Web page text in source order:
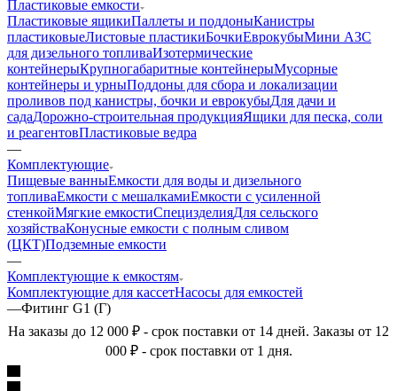
Пластиковые емкости
Пластиковые ящикиПаллеты и поддоныКанистры
пластиковыеЛистовые пластикиБочкиЕврокубыМини АЗС
для дизельного топливаИзотермические
контейнерыКрупногабаритные контейнерыМусорные
контейнеры и урныПоддоны для сбора и локализации
проливов под канистры, бочки и еврокубыДля дачи и
садаДорожно-строительная продукцияЯщики для песка, соли
и реагентовПластиковые ведра
—
Комплектующие
Пищевые ванныЕмкости для воды и дизельного
топливаЕмкости с мешалкамиЕмкости с усиленной
стенкойМягкие емкостиСпецизделияДля сельского
хозяйстваКонусные емкости с полным сливом
(ЦКТ)Подземные емкости
—
Комплектующие к емкостям
Комплектующие для кассетНасосы для емкостей
—Фитинг G1 (Г)
На заказы до 12 000 ₽ - срок поставки от 14 дней. Заказы от 12
000 ₽ - срок поставки от 1 дня.